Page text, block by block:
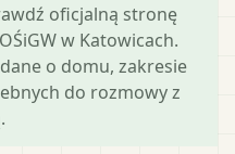
oficjalną stronę
w Katowicach.
o domu, zakresie
do rozmowy z